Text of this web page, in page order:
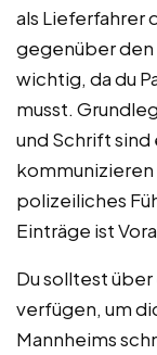
als Lieferfahrer
gegenüber den
wichtig, da du
musst.
und Schrift sind
kommunizieren
polizeiliches
Einträge ist
Du solltest
verfügen, um
Mannheims